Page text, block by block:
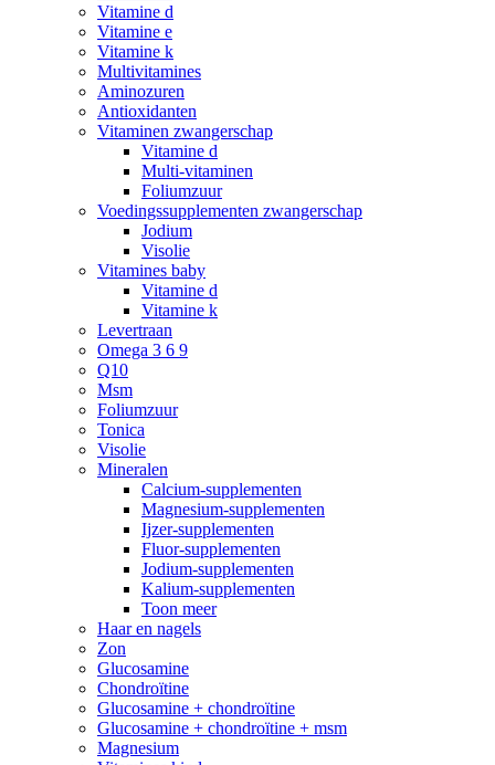
Vitamine d
Vitamine e
Vitamine k
Multivitamines
Aminozuren
Antioxidanten
Vitaminen zwangerschap
Vitamine d
Multi-vitaminen
Foliumzuur
Voedingssupplementen zwangerschap
Jodium
Visolie
Vitamines baby
Vitamine d
Vitamine k
Levertraan
Omega 3 6 9
Q10
Msm
Foliumzuur
Tonica
Visolie
Mineralen
Calcium-supplementen
Magnesium-supplementen
Ijzer-supplementen
Fluor-supplementen
Jodium-supplementen
Kalium-supplementen
Toon meer
Haar en nagels
Zon
Glucosamine
Chondroïtine
Glucosamine + chondroïtine
Glucosamine + chondroïtine + msm
Magnesium